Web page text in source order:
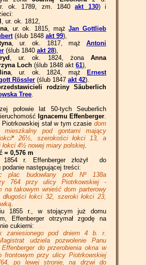
ok. 1789, zm. 1840akt 130) i
, ur. ok. 1812,
, ur. ok. 1815, mążJan Gottlieb
(ślub 1848 akt 99),
, ur. ok. 1817, mąż Antoni
(ślub 1840 akt 28),
, ur. ok. 1824, żona Anna
Loch (ślub 1848 akt 61),
, ur. ok. 1824, mąż
Ernest
Rössler (ślub 1847 akt 42).
rodziny Säuberlich
Tree.
połowie lat 50-tych Seuberlich
Ignacemu Effenberger.
Piotrkowskiej stał w tym czasie dom
mieszkalny pod gontami mający
* 26½, szerokości łokci 13, a
łokci 4½ nowej miary polskiej.
= 0,576 m
r. Effenberger złożył do
podanie następującej treści:
plac budowlany pod Nº 138a
764 przy ulicy Piotrkowskiej -
na takowym wnieść dom parterowy
długości łokci 32, szeroki łokci 23,
.
1855 r., w stojącym już domu
Effenberger otrzymał zgodę na
cukierni:
zaniesionego pod dniem 4 b. r.
udziela pozwolenie Panu
do przerobienia okna w
frontowym przy ulicy Piotrkowskiej
po lewej stronie, na drzwi do